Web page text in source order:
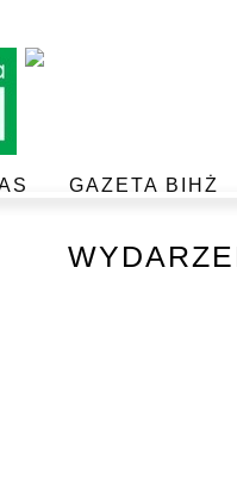
GAZETA BIHŻ